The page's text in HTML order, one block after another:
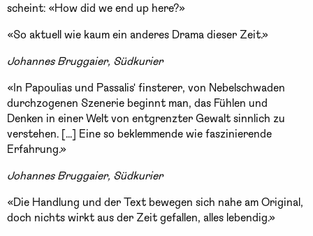
scheint: «How did we end up here?»
«So aktuell wie kaum ein anderes Drama dieser Zeit.»
Johannes Bruggaier, Südkurier
«In Papoulias und Passalis' finsterer, von Nebelschwaden
durchzogenen Szenerie beginnt man, das Fühlen und
Denken in einer Welt von entgrenzter Gewalt sinnlich zu
verstehen. [...] Eine so beklemmende wie faszinierende
Erfahrung.»
Johannes Bruggaier, Südkurier
«Die Handlung und der Text bewegen sich nahe am Original,
doch nichts wirkt aus der Zeit gefallen, alles lebendig.»